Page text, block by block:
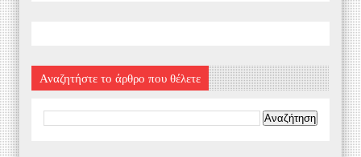
Αναζητήστε το άρθρο που θέλετε